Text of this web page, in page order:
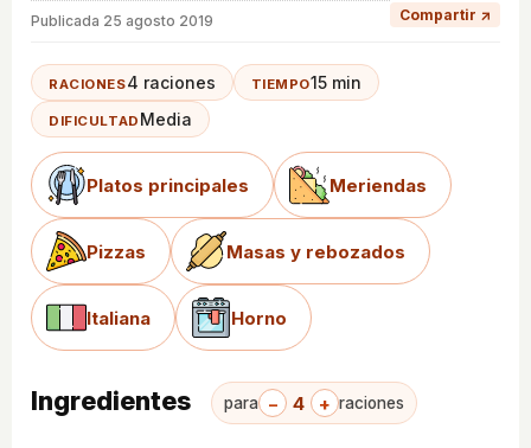
Publicada 25 agosto 2019 Compartir ↗
RACIONES4 raciones TIEMPO15 min
DIFICULTAD Media
Platos principales Meriendas
Pizzas Masas y rebozados
Italiana Horno
Ingredientes para − 4 + raciones